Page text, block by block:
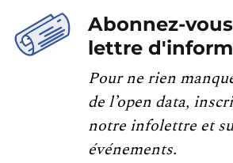
Abonnez-
lettre
Pour ne rien
de l’open data,
notre infolettre et
événements.